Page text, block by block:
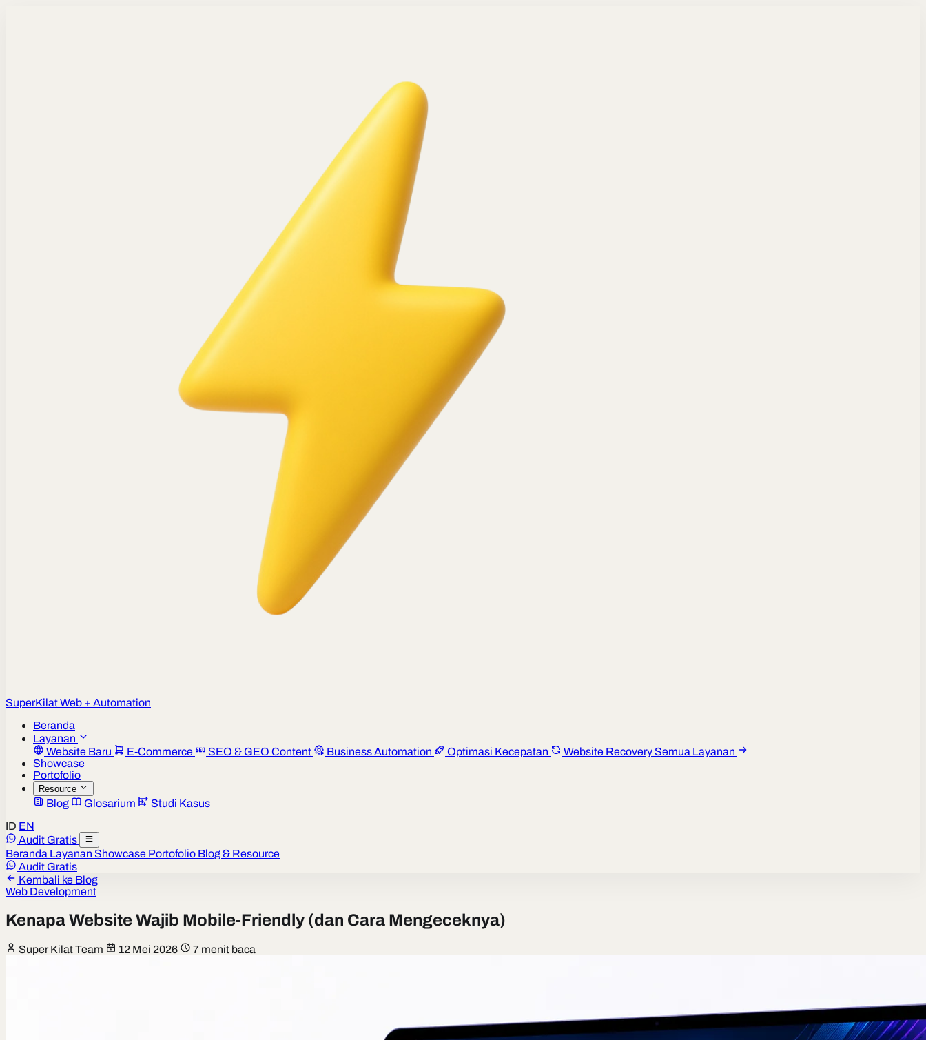
SuperKilatWeb + Automation
Beranda
Layanan
Website Baru
E-Commerce SEO & GEO Content Business Automation Optimasi Kecepatan Website Recovery Semua Layanan
Showcase
Portofolio
Resource
Blog Glosarium
Studi Kasus
ID EN
Audit Gratis
Beranda Layanan Showcase Portofolio Blog & Resource
Audit Gratis
Kembali ke Blog
Web Development
Kenapa Website Wajib Mobile-Friendly (dan Cara Mengeceknya)
Super Kilat Team 12 Mei 2026 7 menit baca